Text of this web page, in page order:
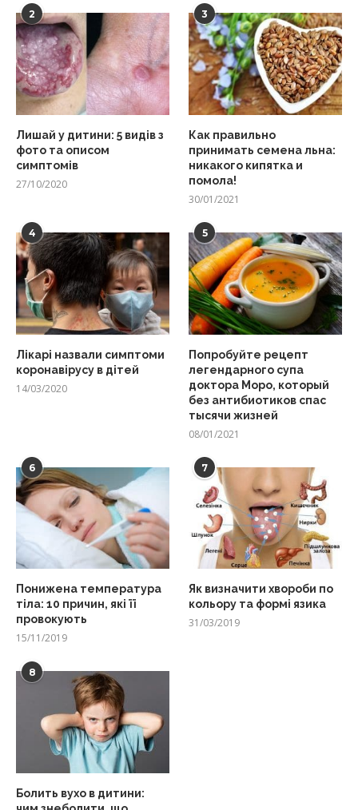
2
Лишай у дитини: 5 видів з
фото та описом
симптомів
27/10/2020
3
Как правильно
принимать семена льна:
никакого кипятка и
помола!
30/01/2021
4
Лікарі назвали симптоми
коронавірусу в дітей
14/03/2020
5
Попробуйте рецепт
легендарного супа
доктора Моро, который
без антибиотиков спас
тысячи жизней
08/01/2021
6
Понижена температура
тіла: 10 причин, які її
провокують
15/11/2019
7
Як визначити хвороби по
кольору та формі язика
31/03/2019
8
Болить вухо в дитини: